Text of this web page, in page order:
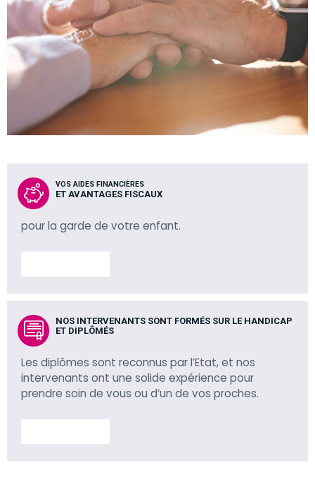
VOS AIDES FINANCIÈRES
ET AVANTAGES FISCAUX
pour la garde de votre enfant.
NOS INTERVENANTS SONT FORMÉS SUR LE HANDICAP
ET DIPLÔMÉS
Les diplômes sont reconnus par l’Etat, et nos
intervenants ont une solide expérience pour
prendre soin de vous ou d’un de vos proches.